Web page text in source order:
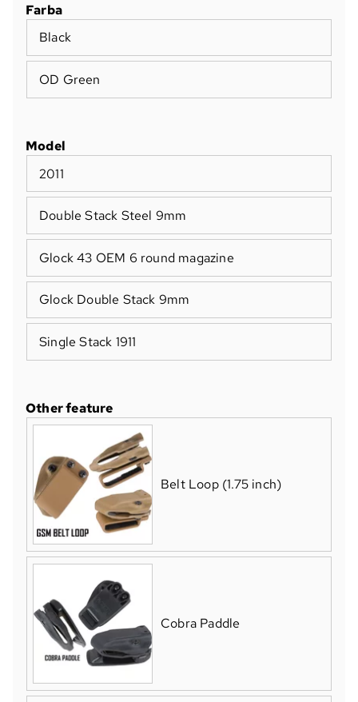
Farba
Black
OD Green
Model
2011
Double Stack Steel 9mm
Glock 43 OEM 6 round magazine
Glock Double Stack 9mm
Single Stack 1911
Other feature
Belt Loop (1.75 inch)
Cobra Paddle